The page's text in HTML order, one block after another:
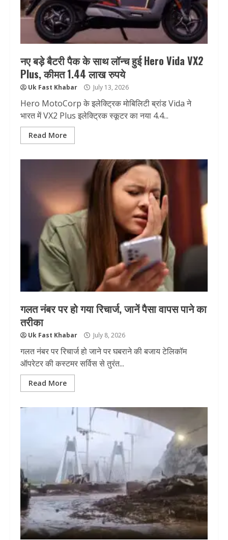
नए बड़े बैटरी पैक के साथ लॉन्च हुई Hero Vida VX2
Plus, कीमत 1.44 लाख रुपये
Uk Fast Khabar July 13, 2026
Hero MotoCorp के इलेक्ट्रिक मोबिलिटी ब्रांड Vida ने
भारत में VX2 Plus इलेक्ट्रिक स्कूटर का नया 4.4...
Read More
गलत नंबर पर हो गया रिचार्ज, जानें पैसा वापस पाने का
तरीका
Uk Fast Khabar July 8, 2026
गलत नंबर पर रिचार्ज हो जाने पर घबराने की बजाय टेलिकॉम
ऑपरेटर की कस्टमर सर्विस से तुरंत...
Read More